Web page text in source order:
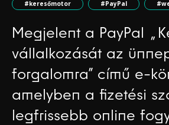
#keresőmotor
#PayPal
Megjelent a PayPal
vállalkozását az
forgalomra” című e-
amelyben a fizetési
legfrissebb online